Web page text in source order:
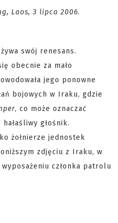
Laos, 3 lipca 2006.
swój renesans.
obecnie za mało
jego ponowne
bojowych w Iraku, gdzie
, co może oznaczać
hałaśliwy głośnik.
żołnierze jednostek
zdjęciu z Iraku, w
członka patrolu